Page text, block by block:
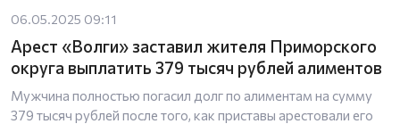
06.05.2025 09:11
Арест «Волги» заставил жителя Приморского
округа выплатить 379 тысяч рублей алиментов
Мужчина полностью погасил долг по алиментам на сумму
379 тысяч рублей после того, как приставы арестовали его